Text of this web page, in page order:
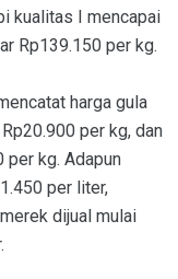
kualitas I mencapai
Rp139.150 per kg.
harga gula
per kg, dan
per kg. Adapun
per liter,
dijual mulai